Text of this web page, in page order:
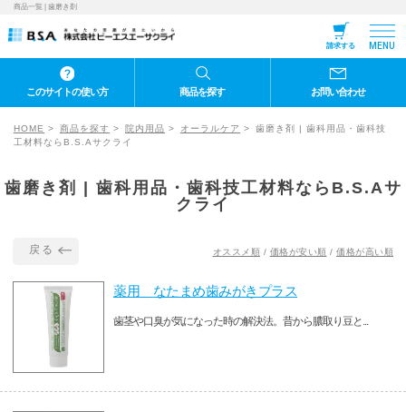
商品一覧 | 歯磨き剤
請求する MENU
このサイトの使い方 商品を探す お問い合わせ
HOME 商品を探す 院内用品 オーラルケア
歯磨き剤 | 歯科用品・歯科技
工材料ならB.S.Aサクライ
歯磨き剤 | 歯科用品・歯科技工材料ならB.S.Aサ
クライ
戻る オススメ順 / 価格が安い順 / 価格が高い順
薬用 なたまめ歯みがきプラス
歯茎や口臭が気になった時の解決法。昔から膿取り豆と...